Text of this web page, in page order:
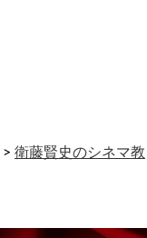
> 衛藤賢史のシネマ教